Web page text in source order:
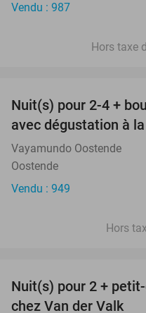
Vendu : 987
Hors taxe
Nuit(s) pour 2-4 +
avec dégustation à
Vayamundo Oostende
Oostende
Vendu : 949
Hors
Nuit(s) pour 2 +
chez Van der Valk